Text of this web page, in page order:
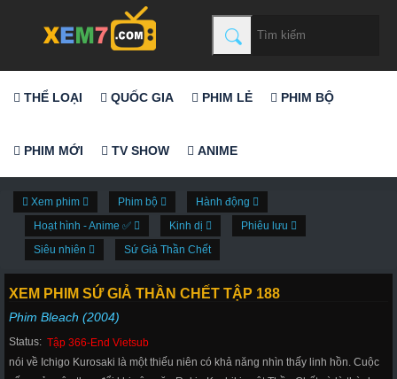
THỂ LOẠI QUỐC GIA PHIM LẺ PHIM BỘ
PHIM MỚI TV SHOW ANIME
Xem phim Phim bộ
Hành động
Hoạt hình - Anime ✅
Kinh dị
Phiêu lưu
Siêu nhiên
Sứ Giả Thần Chết
XEM PHIM SỨ GIẢ THẦN CHẾT TẬP 188
Phim Bleach (2004)
Status: Tập 366-End Vietsub
nói về Ichigo Kurosaki là một thiếu niên có khả năng nhìn thấy linh hồn. Cuộc